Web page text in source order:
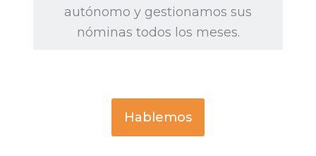
autónomo y gestionamos sus
nóminas todos los meses.
Hablemos